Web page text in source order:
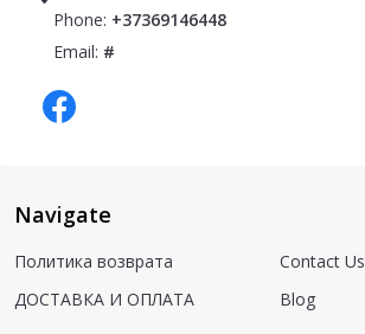
Phone: +37369146448
Email: #
Navigate
Политика возврата
ДОСТАВКА И ОПЛАТА
Contact Us
Blog